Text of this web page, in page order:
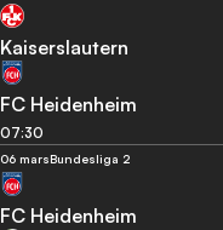
Kaiserslautern
FC Heidenheim
07:30
06 marsBundesliga 2
FC Heidenheim